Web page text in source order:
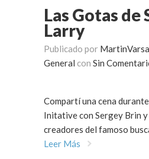
Las Gotas de
Larry
Publicado por
General con Sin
Compartí una cena
Initative con Sergey Brin
creadores del famoso
Leer Más